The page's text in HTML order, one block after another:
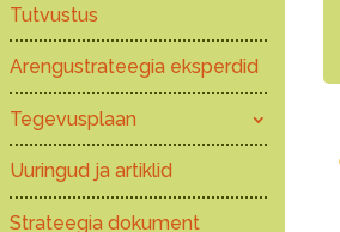
Tutvustus
Arengustrateegia eksperdid
Tegevusplaan
Uuringud ja artiklid
Strateegia dokument